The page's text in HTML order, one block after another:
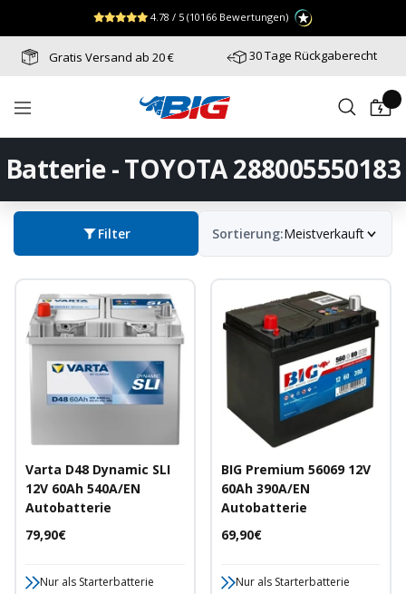
Zum Menü springen
Fußzeile springen
Barrierefreiheits-Widget öffnen
Inhalt
4.78 / 5 (10166 Bewertungen)
Gratis Versand ab 20 € 30 Tage Rückgaberecht
Navigation
Batterie-
Batterie - TOYOTA 288005550183
Filter Sortierung:Meistverkauft
Varta D48 Dynamic SLI
12V 60Ah 540A/EN
Autobatterie
Angebotspreis
79,90€
Nur als Starterbatterie
BIG Premium 56069 12V
60Ah 390A/EN
Autobatterie
Angebotspreis
69,90€
Nur als Starterbatterie